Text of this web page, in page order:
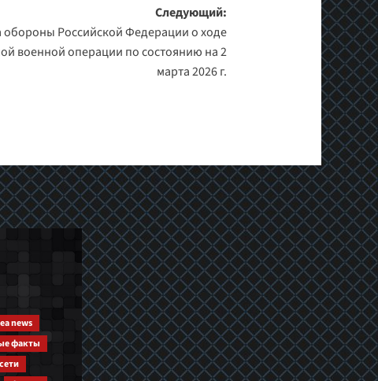
Следующий:
обороны Российской Федерации о ходе
военной операции по состоянию на 2
марта 2026 г.
news
факты